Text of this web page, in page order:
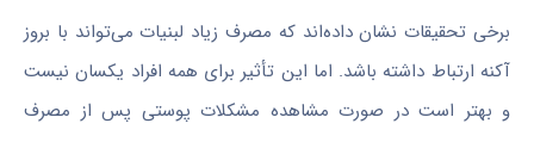
برخی تحقیقات نشان داده‌اند که مصرف زیاد لبنیات می‌تواند با بروز
آکنه ارتباط داشته باشد. اما این تأثیر برای همه افراد یکسان نیست
و بهتر است در صورت مشاهده مشکلات پوستی پس از مصرف